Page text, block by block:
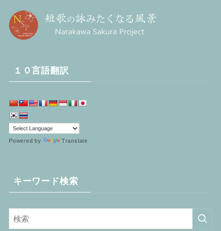
１０言語翻訳
Powered by Translate
キーワード検索